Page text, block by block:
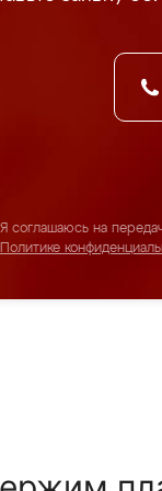
Я соглашаюсь на
Политике